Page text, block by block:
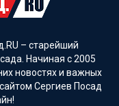
– старейший
Начиная с 2005
новостях и важных
Сергиев Посад